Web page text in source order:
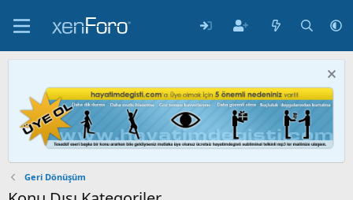
Geri Dönüşüm